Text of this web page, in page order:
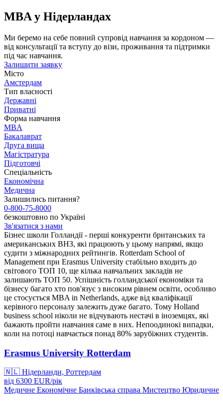
MBA у Нідерландах
Ми беремо на себе повний супровід навчання за кордоном —
від консультації та вступу до візи, проживання та підтримки
під час навчання.
Залишити заявку
Місто
Амстердам
Тип власності
Державні
Приватні
Форма навчання
MBA
Бакалаврат
Друга вища
Магістратура
Підготовчі
Спеціальність
Економічна
Медична
Залишились питання?
0-800-75-8000
безкоштовно по Україні
Зв'язатися з нами
Бізнес школи Голландії - перші конкуренти британських та
американських ВНЗ, які працюють у цьому напрямі, якщо
судити з міжнародних рейтингів. Rotterdam School of
Management при Erasmus University стабільно входить до
світового ТОП 10, ще кілька навчальних закладів не
залишають ТОП 50. Успішність голландської економіки та
бізнесу багато хто пов'язує з високим рівнем освіти, особливо
це стосується MBA in Netherlands, адже від кваліфікації
керівного персоналу залежить дуже багато. Тому Holland
business school ніколи не відчувають нестачі в іноземцях, які
бажають пройти навчання саме в них. Непоодинокі випадки,
коли на потоці навчається понад 80% зарубіжних студентів.
Erasmus University Rotterdam
🇳🇱 Нідерланди, Роттердам
від 6300 EUR/рік
Медичне Економічне Банківська справа Мистецтво Юридичне